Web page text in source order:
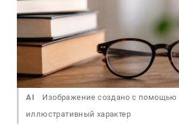
AI
Изображение создано с помощью
иллюстративный характер